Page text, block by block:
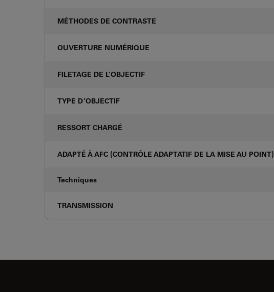
MÉTHODES DE CONTRASTE
OUVERTURE NUMÉRIQUE
FILETAGE DE L’OBJECTIF
TYPE D’OBJECTIF
RESSORT CHARGÉ
ADAPTÉ À AFC (CONTRÔLE ADAPTATIF DE LA MISE AU POINT)
Techniques
TRANSMISSION